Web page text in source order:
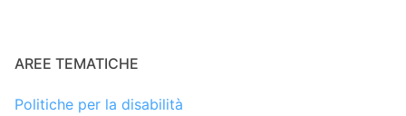
AREE TEMATICHE
Politiche per la disabilità